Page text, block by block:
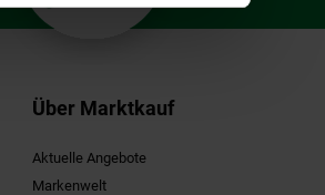
Über Marktkauf
Aktuelle Angebote
Markenwelt